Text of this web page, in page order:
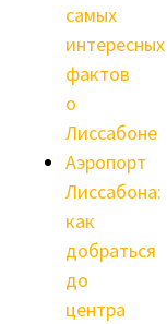
самых
интересных
фактов
о
Лиссабоне
Аэропорт
Лиссабона:
как
добраться
до
центра